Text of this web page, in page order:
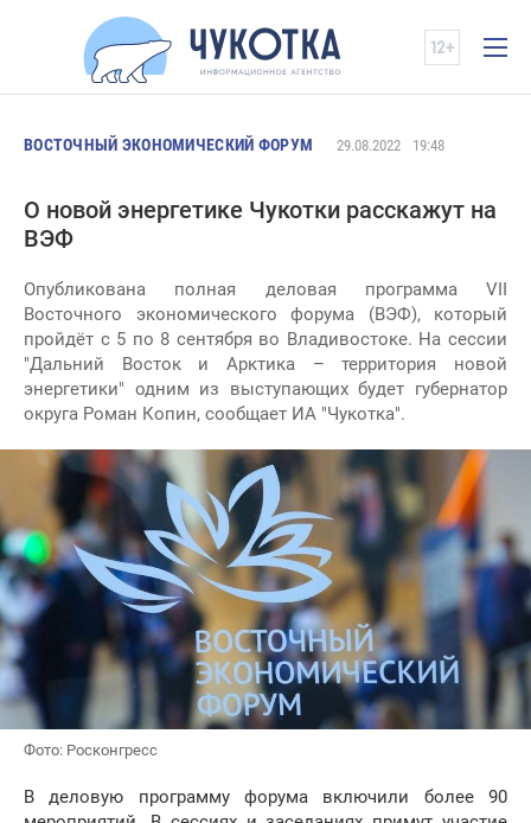
ВОСТОЧНЫЙ ЭКОНОМИЧЕСКИЙ ФОРУМ 29.08.2022 19:48
О новой энергетике Чукотки расскажут на
ВЭФ
Опубликована полная деловая программа VII
Восточного экономического форума (ВЭФ), который
пройдёт с 5 по 8 сентября во Владивостоке. На сессии
"Дальний Восток и Арктика – территория новой
энергетики" одним из выступающих будет губернатор
округа Роман Копин, сообщает ИА "Чукотка".
Фото: Росконгресс
В деловую программу форума включили более 90